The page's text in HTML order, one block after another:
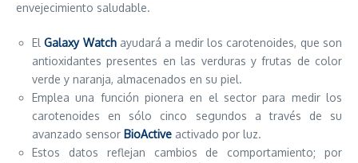
envejecimiento saludable.
ElGalaxy Watchayudará a medir los carotenoides, que son
antioxidantes presentes en las verduras y frutas de color
verde y naranja, almacenados en su piel.
Emplea una función pionera en el sector para medir los
carotenoides en sólo cinco segundos a través de su
avanzado sensor BioActive activado por luz.
Estos datos reflejan cambios de comportamiento; por